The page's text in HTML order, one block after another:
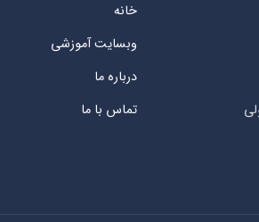
خانه
وبسایت آموزشی
درباره ما
تماس با ما